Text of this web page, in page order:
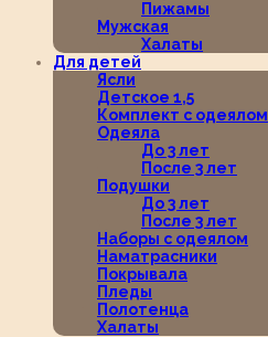
Пижамы
Мужская
Халаты
Для детей
Ясли
Детское 1,5
Комплект с одеялом
Одеяла
До 3 лет
После 3 лет
Подушки
До 3 лет
После 3 лет
Наборы с одеялом
Наматрасники
Покрывала
Пледы
Полотенца
Халаты